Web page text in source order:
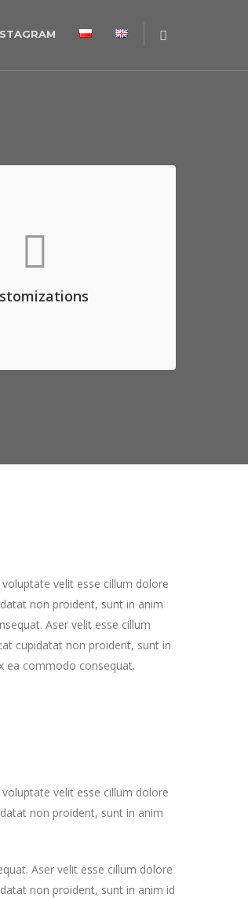
ligula eget dolor. Aenean
dolor sit amet, consec
velit esse cillum dolore
non proident, sunt in anim
Aser velit esse cillum
cupidatat non proident, sunt in
ea commodo consequat.
velit esse cillum dolore
non proident, sunt in anim
Aser velit esse cillum dolore
non proident, sunt in anim id